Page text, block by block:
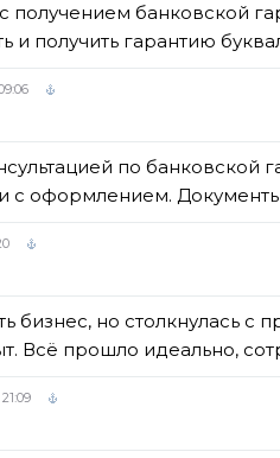
получением банковской
и получить гарантию
по
с оформлением.
бизнес, но столкнулась с
Всё прошло идеально,